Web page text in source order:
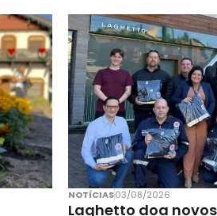
NOTÍCIAS03/08/2026
Laghetto doa